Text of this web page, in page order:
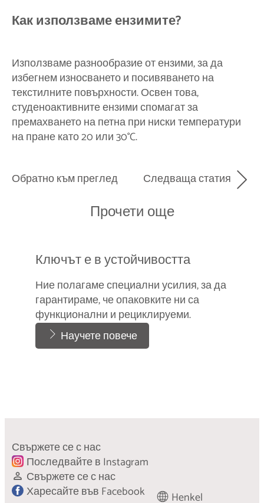
Как използваме ензимите?
Използваме разнообразие от ензими, за да
избегнем износването и посивяването на
текстилните повърхности. Освен това,
студеноактивните ензими спомагат за
премахването на петна при ниски температури
на пране като 20 или 30°C.
Обратно към преглед Следваща статия
Прочети още
Ключът е в устойчивостта
Ние полагаме специални усилия, за да
гарантираме, че опаковките ни са
функционални и рециклируеми.
Научете повече
затопляне на планетата и е основната
причина за изменението на климата.
Научете повече
въглероден отпечатък на перилните
препарати са следствие от фазата на
употреба, т.е. действителният процес на
изпиране у дома.
Свържете се с нас
Последвайте в Instagram
Свържете се с нас
Харесайте във Facebook
Henkel